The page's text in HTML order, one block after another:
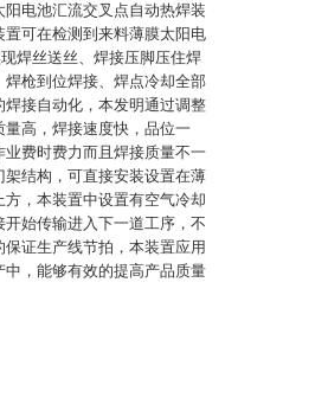
电池汇流交叉点自动热焊装
可在检测到来料薄膜太阳电
焊丝送丝、焊接压脚压住焊
枪到位焊接、焊点冷却全部
接自动化，本发明通过调整
高，焊接速度快，品位一
费时费力而且焊接质量不一
结构，可直接安装设置在薄
，本装置中设置有空气冷却
始传输进入下一道工序，不
证生产线节拍，本装置应用
，能够有效的提高产品质量